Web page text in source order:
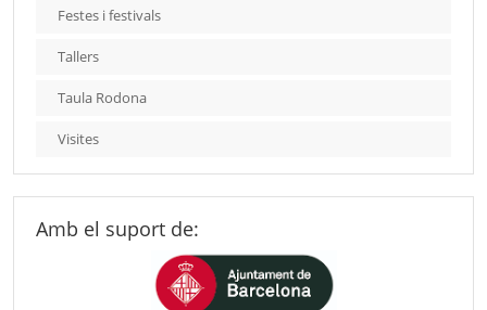
Festes i festivals
Tallers
Taula Rodona
Visites
Amb el suport de: